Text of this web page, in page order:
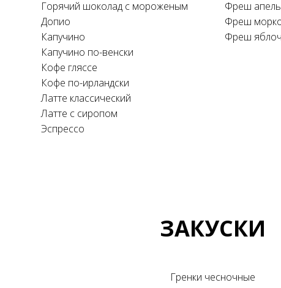
Горячий шоколад с мороженым
Допио
Капучино
Капучино по-венски
Кофе гляссе
Кофе по-ирландски
Латте классический
Латте с сиропом
Эспрессо
Фреш
Фреш
Фреш
ЗАКУСКИ
Гренки чесночные